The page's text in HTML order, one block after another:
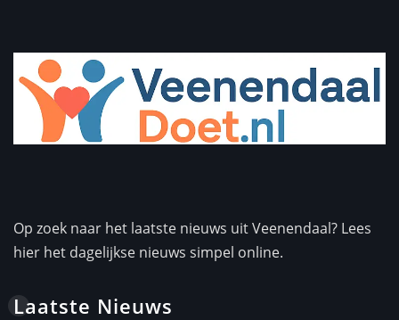
Op zoek naar het laatste nieuws uit Veenendaal? Lees
hier het dagelijkse nieuws simpel online.
Laatste Nieuws